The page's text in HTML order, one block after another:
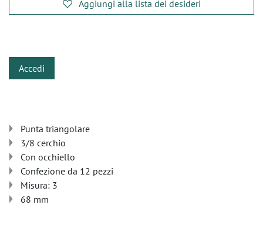
Aggiungi alla lista dei desideri
Accedi
Punta triangolare
3/8 cerchio
Con occhiello
Confezione da 12 pezzi
Misura: 3
68 mm